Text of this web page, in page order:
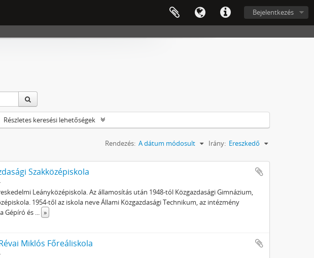
Bejelentkezés
Részletes keresési lehetőségek
Rendezés: A dátum módosult Irány: Ereszkedő
Szakközépiskola
Leányközépiskola. Az államosítás után 1948-tól Közgazdasági Gimnázium,
1954-től az iskola neve Állami Közgazdasági Technikum, az intézmény
Gépíró és ... »
Miklós Főreáliskola